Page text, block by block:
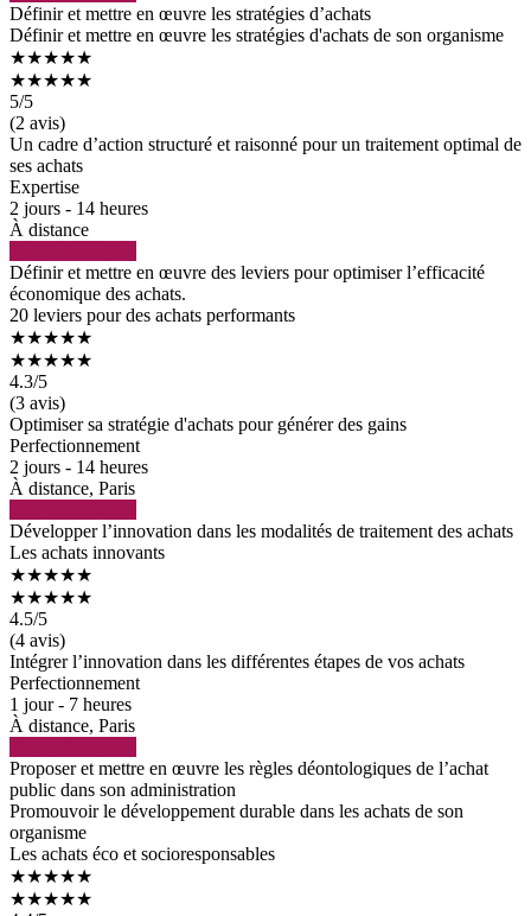
Définir et mettre en œuvre les stratégies d’achats
Définir et mettre en œuvre les stratégies d'achats de son organisme
★★★★★
★★★★★
5/5
(2 avis)
Un cadre d’action structuré et raisonné pour un traitement optimal de
ses achats
Expertise
2 jours - 14 heures
À distance
Définir et mettre en œuvre des leviers pour optimiser l’efficacité
économique des achats.
20 leviers pour des achats performants
★★★★★
★★★★★
4.3/5
(3 avis)
Optimiser sa stratégie d'achats pour générer des gains
Perfectionnement
2 jours - 14 heures
À distance, Paris
Développer l’innovation dans les modalités de traitement des achats
Les achats innovants
★★★★★
★★★★★
4.5/5
(4 avis)
Intégrer l’innovation dans les différentes étapes de vos achats
Perfectionnement
1 jour - 7 heures
À distance, Paris
Proposer et mettre en œuvre les règles déontologiques de l’achat
public dans son administration
Promouvoir le développement durable dans les achats de son
organisme
Les achats éco et socioresponsables
★★★★★
★★★★★